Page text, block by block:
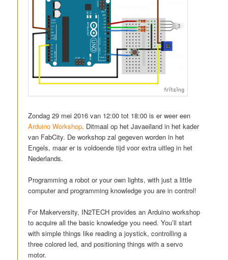
Zondag 29 mei 2016 van 12:00 tot 18:00 is er weer een
Arduino Workshop. Ditmaal op het Javaeiland in het kader
van FabCity. De workshop zal gegeven worden in het
Engels, maar er is voldoende tijd voor extra uitleg in het
Nederlands.
Programming a robot or your own lights, with just a little
computer and programming knowledge you are in control!
For Makerversity, IN2TECH provides an Arduino workshop
to acquire all the basic knowledge you need. You’ll start
with simple things like reading a joystick, controlling a
three colored led, and positioning things with a servo
motor.